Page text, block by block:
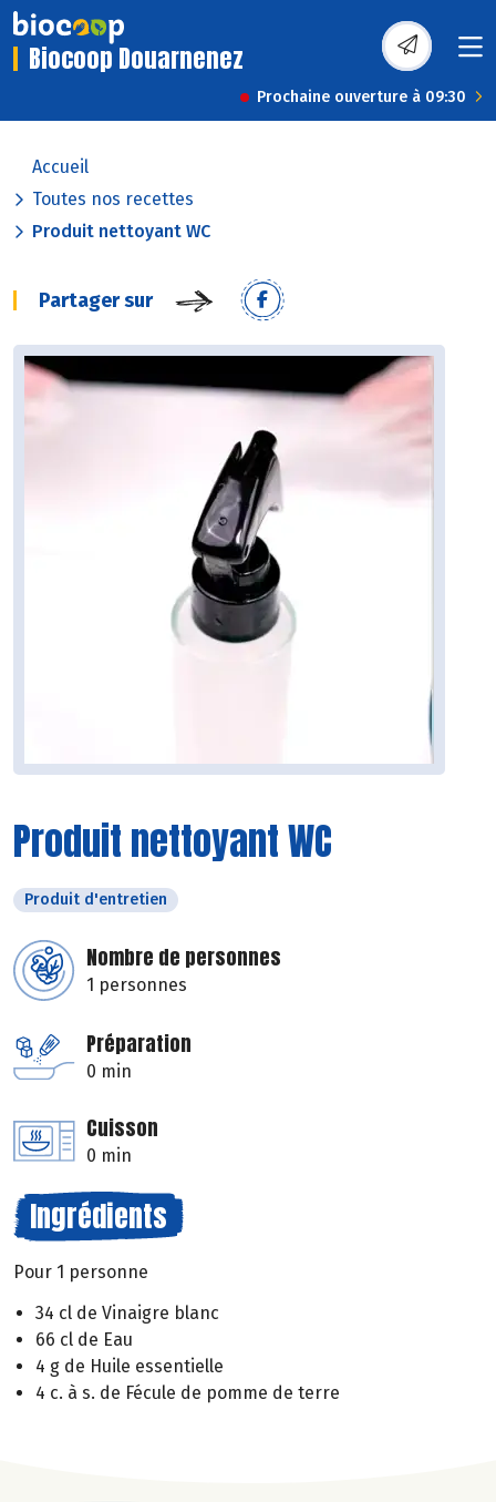
Biocoop Douarnenez
Prochaine ouverture à 09:30
Accueil
Toutes nos recettes
Produit nettoyant WC
Partager sur
Produit nettoyant WC
Produit d'entretien
Nombre de personnes
1 personnes
Préparation
0 min
Cuisson
0 min
Ingrédients
Pour 1 personne
34 cl de Vinaigre blanc
66 cl de Eau
4 g de Huile essentielle
4 c. à s. de Fécule de pomme de terre